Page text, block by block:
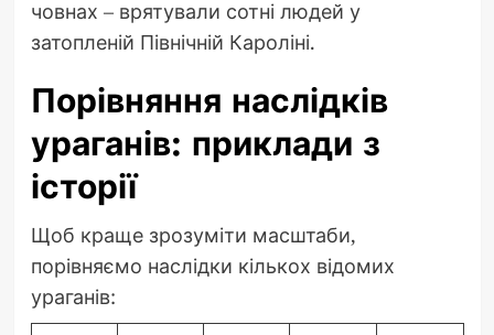
човнах – врятували сотні людей у
затопленій Північній Кароліні.
Порівняння наслідків
ураганів: приклади з
історії
Щоб краще зрозуміти масштаби,
порівняємо наслідки кількох відомих
ураганів: